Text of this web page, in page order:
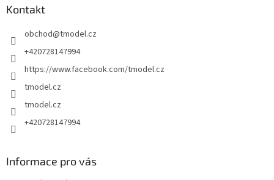
Kontakt
obchod@tmodel.cz
+420728147994
https://www.facebook.com/tmodel.cz
tmodel.cz
tmodel.cz
+420728147994
Informace pro vás